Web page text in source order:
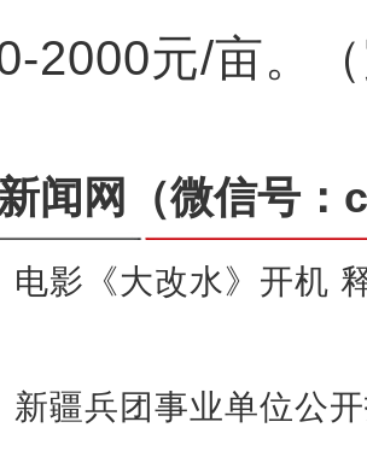
2000元/亩。
闻网 （微信号
电影《大改水》开机
新疆兵团事业单位公